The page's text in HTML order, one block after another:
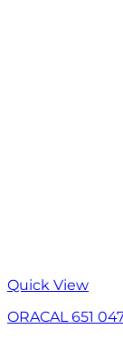
Quick View
ORACAL 651